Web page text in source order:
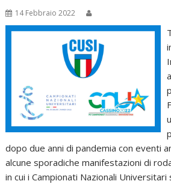
14 Febbraio 2022
dopo due anni di pandemia con eventi
alcune sporadiche manifestazioni di
in cui i Campionati Nazionali